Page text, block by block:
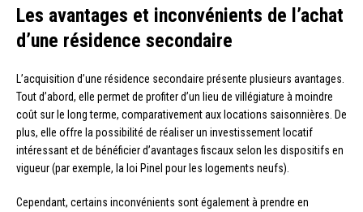
Les avantages et inconvénients de l’achat
d’une résidence secondaire
L’acquisition d’une résidence secondaire présente plusieurs avantages.
Tout d’abord, elle permet de profiter d’un lieu de villégiature à moindre
coût sur le long terme, comparativement aux locations saisonnières. De
plus, elle offre la possibilité de réaliser un investissement locatif
intéressant et de bénéficier d’avantages fiscaux selon les dispositifs en
vigueur (par exemple, la loi Pinel pour les logements neufs).
Cependant, certains inconvénients sont également à prendre en